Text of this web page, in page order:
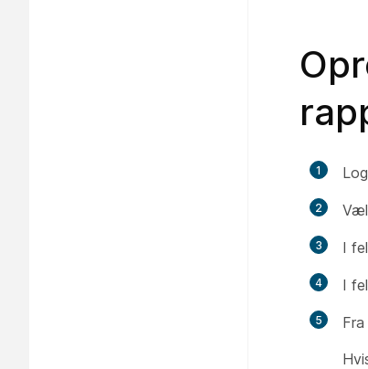
1
2
3 I
4 I
5 Fra